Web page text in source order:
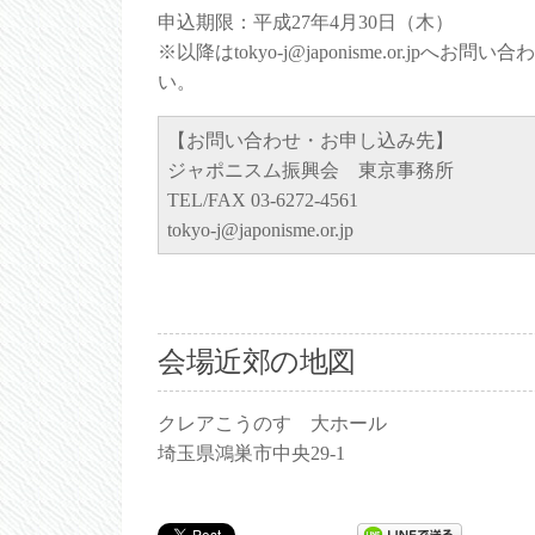
申込期限：平成27年4月30日（木）
※以降はtokyo-j@japonisme.or.jpへお問い合
い。
【お問い合わせ・お申し込み先】
ジャポニスム振興会 東京事務所
TEL/FAX 03-6272-4561
tokyo-j@japonisme.or.jp
会場近郊の地図
クレアこうのす 大ホール
埼玉県鴻巣市中央29-1